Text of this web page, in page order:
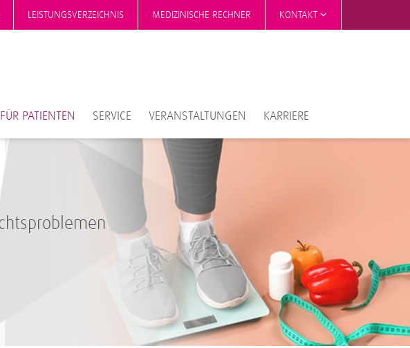
LEISTUNGSVERZEICHNIS MEDIZINISCHE RECHNER KONTAKT
FÜR PATIENTEN SERVICE VERANSTALTUNGEN KARRIERE